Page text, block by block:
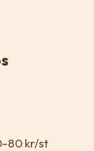
80 kr/st